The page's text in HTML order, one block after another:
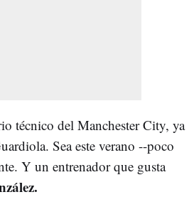
técnico del Manchester City, ya
Sea este verano --poco
Y un entrenador que gusta